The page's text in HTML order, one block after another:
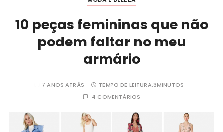
10 peças femininas que não
podem faltar no meu
armário
7 ANOS ATRÁS TEMPO DE LEITURA:3MINUTOS
4 COMENTÁRIOS